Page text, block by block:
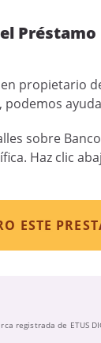
propietario
podemos
sobre
Haz clic
ESTE
registrada de ETUS